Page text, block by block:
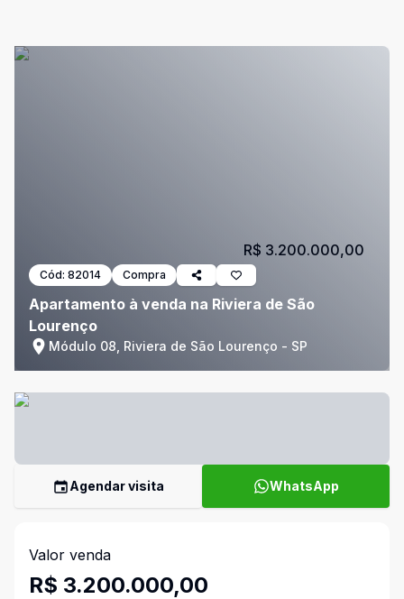
Cód: 82014 Compra
Apartamento à venda na Riviera de São
Lourenço
Módulo 08, Riviera de São Lourenço - SP
R$ 3.200.000,00
Agendar visita WhatsApp
Valor venda
R$ 3.200.000,00